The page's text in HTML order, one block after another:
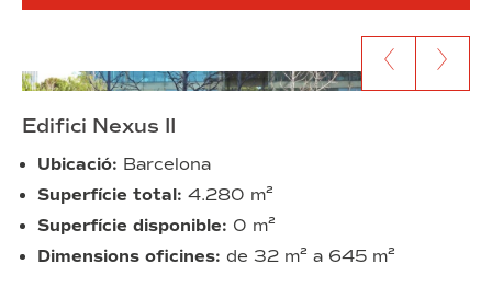
Anar al
Anar al contingut anterior
Edifici Nexus II
Ubicació: Barcelona
Superfície total: 4.280 m²
Superfície disponible: 0 m²
Dimensions oficines: de 32 m² a 645 m²